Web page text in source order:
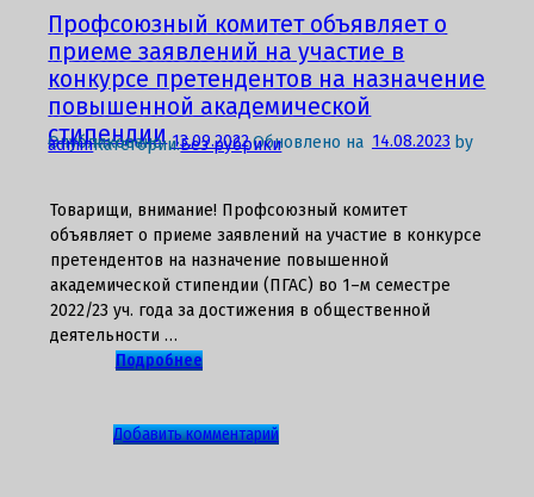
отдых
и
оздоровление
по
программе
«МАТЬ
для
членов
Профсоюза
Профсоюзный комитет объявляет о
приеме заявлений на участие в
конкурсе претендентов на назначение
повышенной академической
стипендии
Опубликовано13.09.2022 Обновлено на 14.08.2023 by
adminКатегории:Без рубрики
Товарищи, внимание! Профсоюзный комитет
объявляет о приеме заявлений на участие в конкурсе
претендентов на назначение повышенной
академической стипендии (ПГАС) во 1–м семестре
2022/23 уч. года за достижения в общественной
деятельности …
Подробнее
Добавить комментарийк